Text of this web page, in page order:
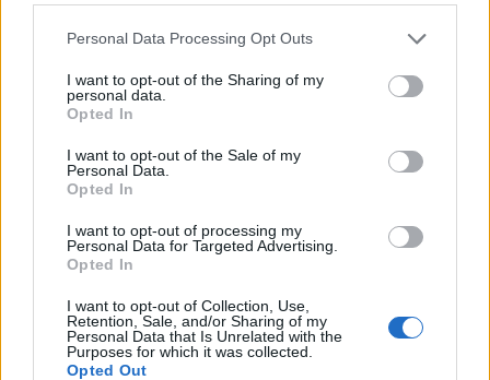
Personal Data Processing Opt Outs
I want to opt-out of the Sharing of my
personal data.
Opted In
I want to opt-out of the Sale of my
Personal Data.
Opted In
I want to opt-out of processing my
Personal Data for Targeted Advertising.
Opted In
I want to opt-out of Collection, Use,
Retention, Sale, and/or Sharing of my
Personal Data that Is Unrelated with the
Purposes for which it was collected.
Opted Out
Νόσος του Crohn: Η διατροφή που
«εξαφανίζει» τα συμπτώματα
Η νόσος του Crohn είναι μια φλεγμονώδης διαταραχή
του εντέρου, η οποία οδηγεί συχνά τους πάσχοντες στο
νοσοκομείο, ενώ σε…